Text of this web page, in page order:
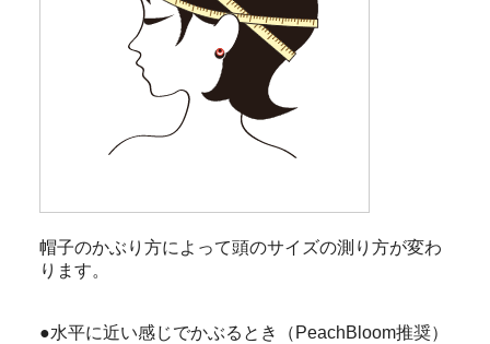
帽子のかぶり方によって頭のサイズの測り方が変わ
ります。
●水平に近い感じでかぶるとき（PeachBloom推奨）